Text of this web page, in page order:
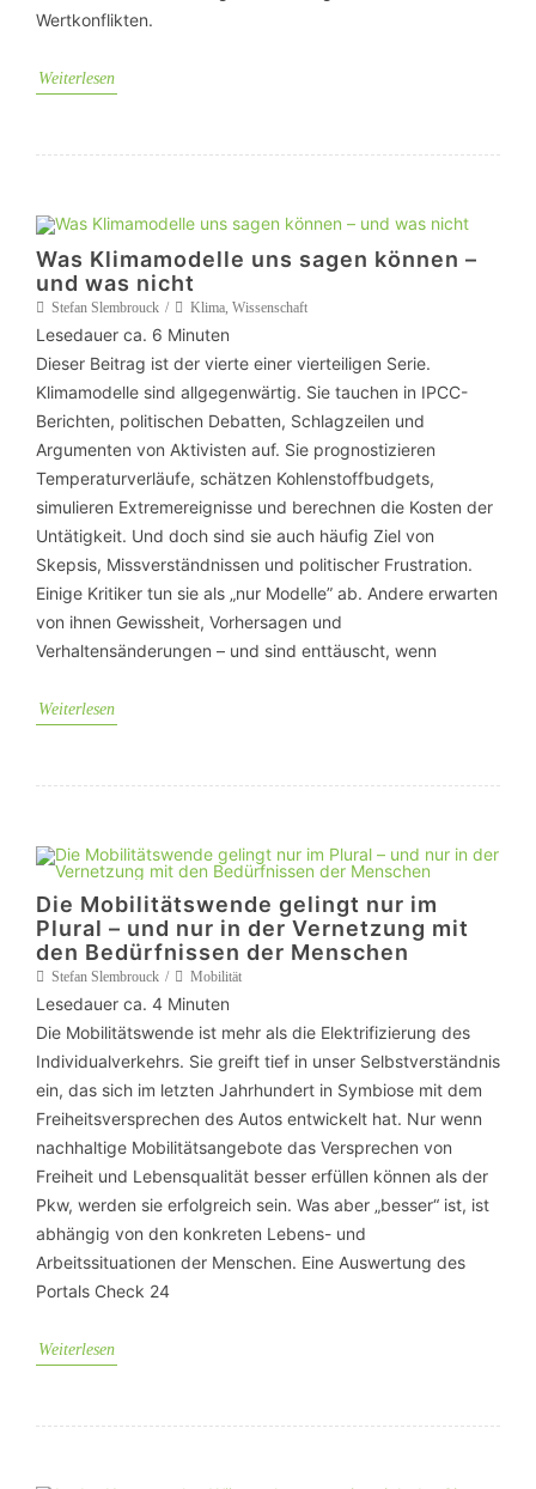
Wertkonflikten.
Weiterlesen
Was Klimamodelle uns sagen können –
und was nicht
Stefan Slembrouck Klima, Wissenschaft
Lesedauer ca. 6 Minuten
Dieser Beitrag ist der vierte einer vierteiligen Serie.
Klimamodelle sind allgegenwärtig. Sie tauchen in IPCC-
Berichten, politischen Debatten, Schlagzeilen und
Argumenten von Aktivisten auf. Sie prognostizieren
Temperaturverläufe, schätzen Kohlenstoffbudgets,
simulieren Extremereignisse und berechnen die Kosten der
Untätigkeit. Und doch sind sie auch häufig Ziel von
Skepsis, Missverständnissen und politischer Frustration.
Einige Kritiker tun sie als „nur Modelle” ab. Andere erwarten
von ihnen Gewissheit, Vorhersagen und
Verhaltensänderungen – und sind enttäuscht, wenn
Weiterlesen
Die Mobilitätswende gelingt nur im
Plural – und nur in der Vernetzung mit
den Bedürfnissen der Menschen
Stefan Slembrouck Mobilität
Lesedauer ca. 4 Minuten
Die Mobilitätswende ist mehr als die Elektrifizierung des
Individualverkehrs. Sie greift tief in unser Selbstverständnis
ein, das sich im letzten Jahrhundert in Symbiose mit dem
Freiheitsversprechen des Autos entwickelt hat. Nur wenn
nachhaltige Mobilitätsangebote das Versprechen von
Freiheit und Lebensqualität besser erfüllen können als der
Pkw, werden sie erfolgreich sein. Was aber „besser“ ist, ist
abhängig von den konkreten Lebens- und
Arbeitssituationen der Menschen. Eine Auswertung des
Portals Check 24
Weiterlesen